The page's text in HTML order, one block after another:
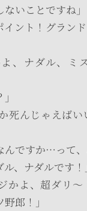
いことですね」
イント！グラン
よ、ナダル、ミ
死んじゃえば
んですか…って
、ナダルです！
かよ、超ダリ
郎！」